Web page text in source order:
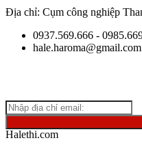
Địa chỉ: Cụm công nghiệp
0937.569.666 -
hale.haroma@gmail.com
Halethi.com